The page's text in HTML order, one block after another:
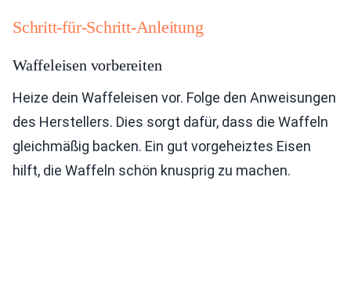
Schritt-für-Schritt-Anleitung
Waffeleisen vorbereiten
Heize dein Waffeleisen vor. Folge den Anweisungen
des Herstellers. Dies sorgt dafür, dass die Waffeln
gleichmäßig backen. Ein gut vorgeheiztes Eisen
hilft, die Waffeln schön knusprig zu machen.